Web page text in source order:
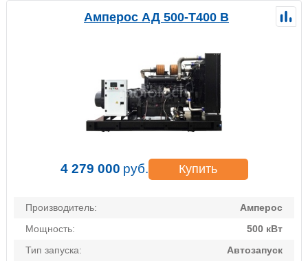
Амперос АД 500-Т400 B
4 279 000 руб. Купить
Производитель:
Амперос
Мощность:
500 кВт
Тип запуска:
Автозапуск